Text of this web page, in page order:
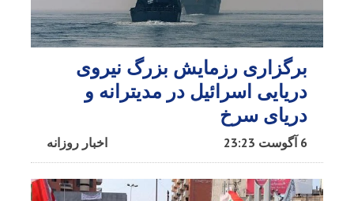
برگزاری رزمایش بزرگ نیروی
دریایی اسرائیل در مدیترانه و
دریای سرخ​
اخبار روزانه 6 آگوست 23:23